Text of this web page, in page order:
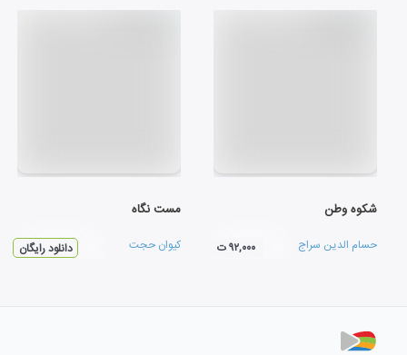
شکوه وطن
حسام الدین سراج ۹۲,۰۰۰ ت
مست نگاه
کیوان حجت دانلود رایگان